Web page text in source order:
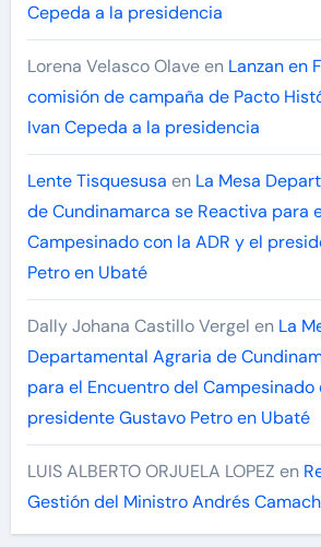
Cepeda a la presidencia
Lorena Velasco Olaveen Lanzan en
comisión de campaña de Pacto
Ivan Cepeda a la presidencia
Lente Tisquesusa en La Mesa
de Cundinamarca se Reactiva para
Campesinado con la ADR y el
Petro en Ubaté
Dally Johana Castillo Vergel en La
Departamental Agraria de
para el Encuentro del Campesinado
presidente Gustavo Petro en Ubaté
LUIS ALBERTO ORJUELA LOPEZ en
Gestión del Ministro Andrés